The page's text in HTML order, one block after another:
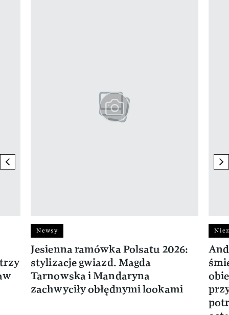
previous element
Newsy
Jesienna ramówka Polsatu 2026:
stylizacje gwiazd. Magda
Tarnowska i Mandaryna
zachwyciły obłędnymi lookami